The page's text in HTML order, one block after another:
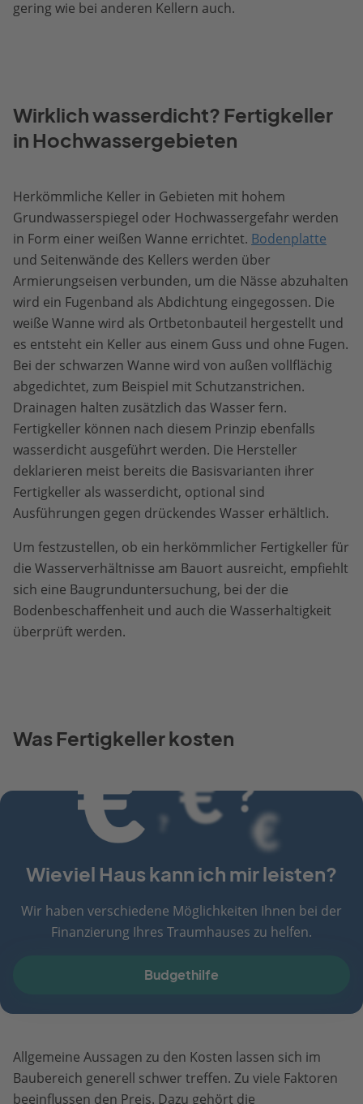
gering wie bei anderen Kellern auch.
Wirklich wasserdicht? Fertigkeller
in Hochwassergebieten
Herkömmliche Keller in Gebieten mit hohem
Grundwasserspiegel oder Hochwassergefahr werden
in Form einer weißen Wanne errichtet. Bodenplatte
und Seitenwände des Kellers werden über
Armierungseisen verbunden, um die Nässe abzuhalten
wird ein Fugenband als Abdichtung eingegossen. Die
weiße Wanne wird als Ortbetonbauteil hergestellt und
es entsteht ein Keller aus einem Guss und ohne Fugen.
Bei der schwarzen Wanne wird von außen vollflächig
abgedichtet, zum Beispiel mit Schutzanstrichen.
Drainagen halten zusätzlich das Wasser fern.
Fertigkeller können nach diesem Prinzip ebenfalls
wasserdicht ausgeführt werden. Die Hersteller
deklarieren meist bereits die Basisvarianten ihrer
Fertigkeller als wasserdicht, optional sind
Ausführungen gegen drückendes Wasser erhältlich.
Um festzustellen, ob ein herkömmlicher Fertigkeller für
die Wasserverhältnisse am Bauort ausreicht, empfiehlt
sich eine Baugrunduntersuchung, bei der die
Bodenbeschaffenheit und auch die Wasserhaltigkeit
überprüft werden.
Was Fertigkeller kosten
Wieviel Haus kann ich mir leisten?
Wir haben verschiedene Möglichkeiten Ihnen bei der
Finanzierung Ihres Traumhauses zu helfen.
Budgethilfe
Allgemeine Aussagen zu den Kosten lassen sich im
Baubereich generell schwer treffen. Zu viele Faktoren
beeinflussen den Preis. Dazu gehört die